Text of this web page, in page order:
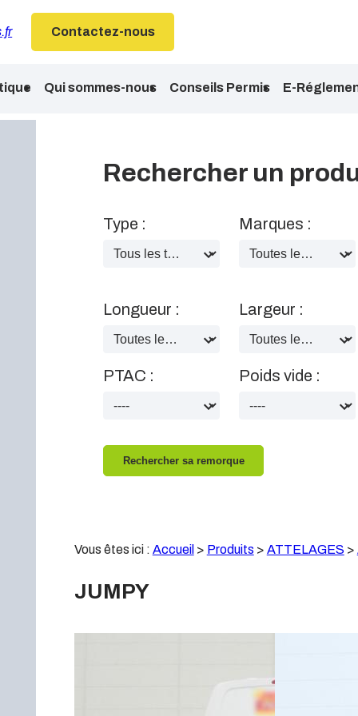
Contactez-nous
Qui sommes-nous Conseils Permis E-
Rechercher un
Type : Marques :
Longueur : Largeur :
PTAC : Poids vide :
Vous êtes ici : Accueil > Produits > ATTELAGES >
JUMPY